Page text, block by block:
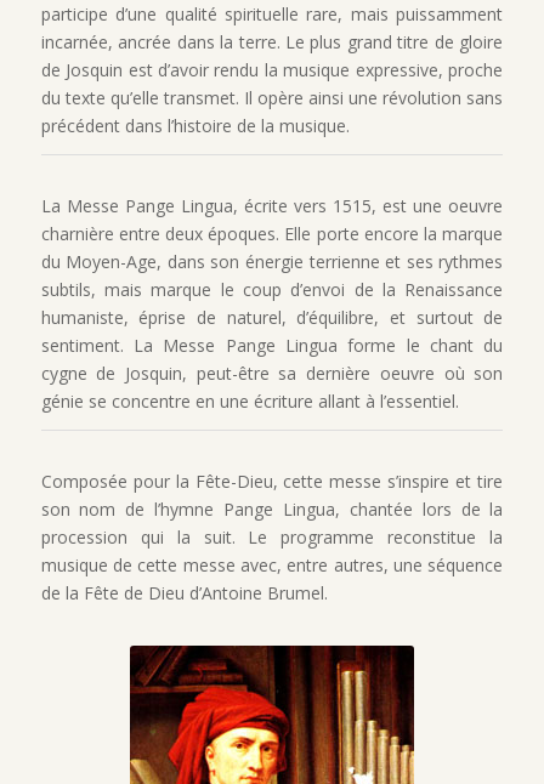
participe d’une qualité spirituelle rare, mais puissamment
incarnée, ancrée dans la terre. Le plus grand titre de gloire
de Josquin est d’avoir rendu la musique expressive, proche
du texte qu’elle transmet. Il opère ainsi une révolution sans
précédent dans l’histoire de la musique.
La Messe Pange Lingua, écrite vers 1515, est une oeuvre
charnière entre deux époques. Elle porte encore la marque
du Moyen-Age, dans son énergie terrienne et ses rythmes
subtils, mais marque le coup d’envoi de la Renaissance
humaniste, éprise de naturel, d’équilibre, et surtout de
sentiment. La Messe Pange Lingua forme le chant du
cygne de Josquin, peut-être sa dernière oeuvre où son
génie se concentre en une écriture allant à l’essentiel.
Composée pour la Fête-Dieu, cette messe s’inspire et tire
son nom de l’hymne Pange Lingua, chantée lors de la
procession qui la suit. Le programme reconstitue la
musique de cette messe avec, entre autres, une séquence
de la Fête de Dieu d’Antoine Brumel.